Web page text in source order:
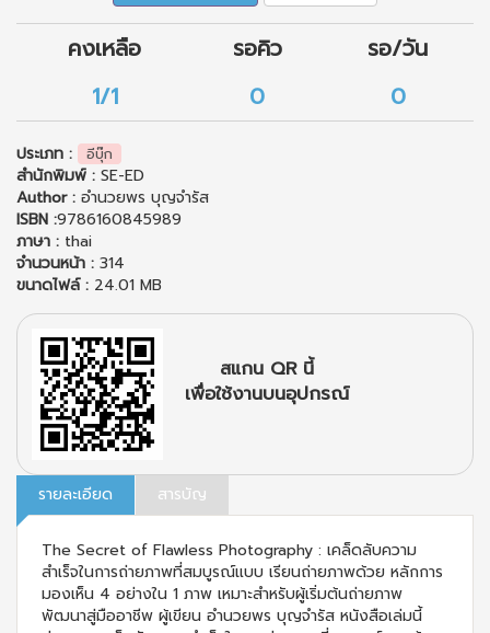
คงเหลือ รอคิว
รอ/วัน
1/1
0 0
ประเภท : อีบุ๊ก
สำนักพิมพ์ : SE-ED
Author : อำนวยพร บุญจำรัส
ISBN :9786160845989
ภาษา : thai
จำนวนหน้า : 314
ขนาดไฟล์ : 24.01 MB
สแกน QR นี้
เพื่อใช้งานบนอุปกรณ์
รายละเอียด สารบัญ
The Secret of Flawless Photography : เคล็ดลับความ
สำเร็จในการถ่ายภาพที่สมบูรณ์แบบ เรียนถ่ายภาพด้วย หลักการ
มองเห็น 4 อย่างใน 1 ภาพ เหมาะสำหรับผู้เริ่มต้นถ่ายภาพ
พัฒนาสู่มืออาชีพ ผู้เขียน อำนวยพร บุญจำรัส หนังสือเล่มนี้